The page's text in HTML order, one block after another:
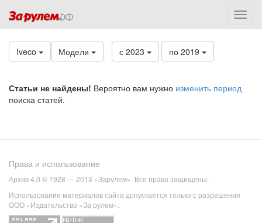
Iveco Модели с 2023 по 2019
Статьи не найдены! Вероятно вам нужно изменить период
поиска статей.
Права и использование
Архив 4.0 © 1928 — 2013 «Зарулем». Все права защищены.
Использование материалов сайта допускается только с разрешения
ООО «Издательство «За рулем».